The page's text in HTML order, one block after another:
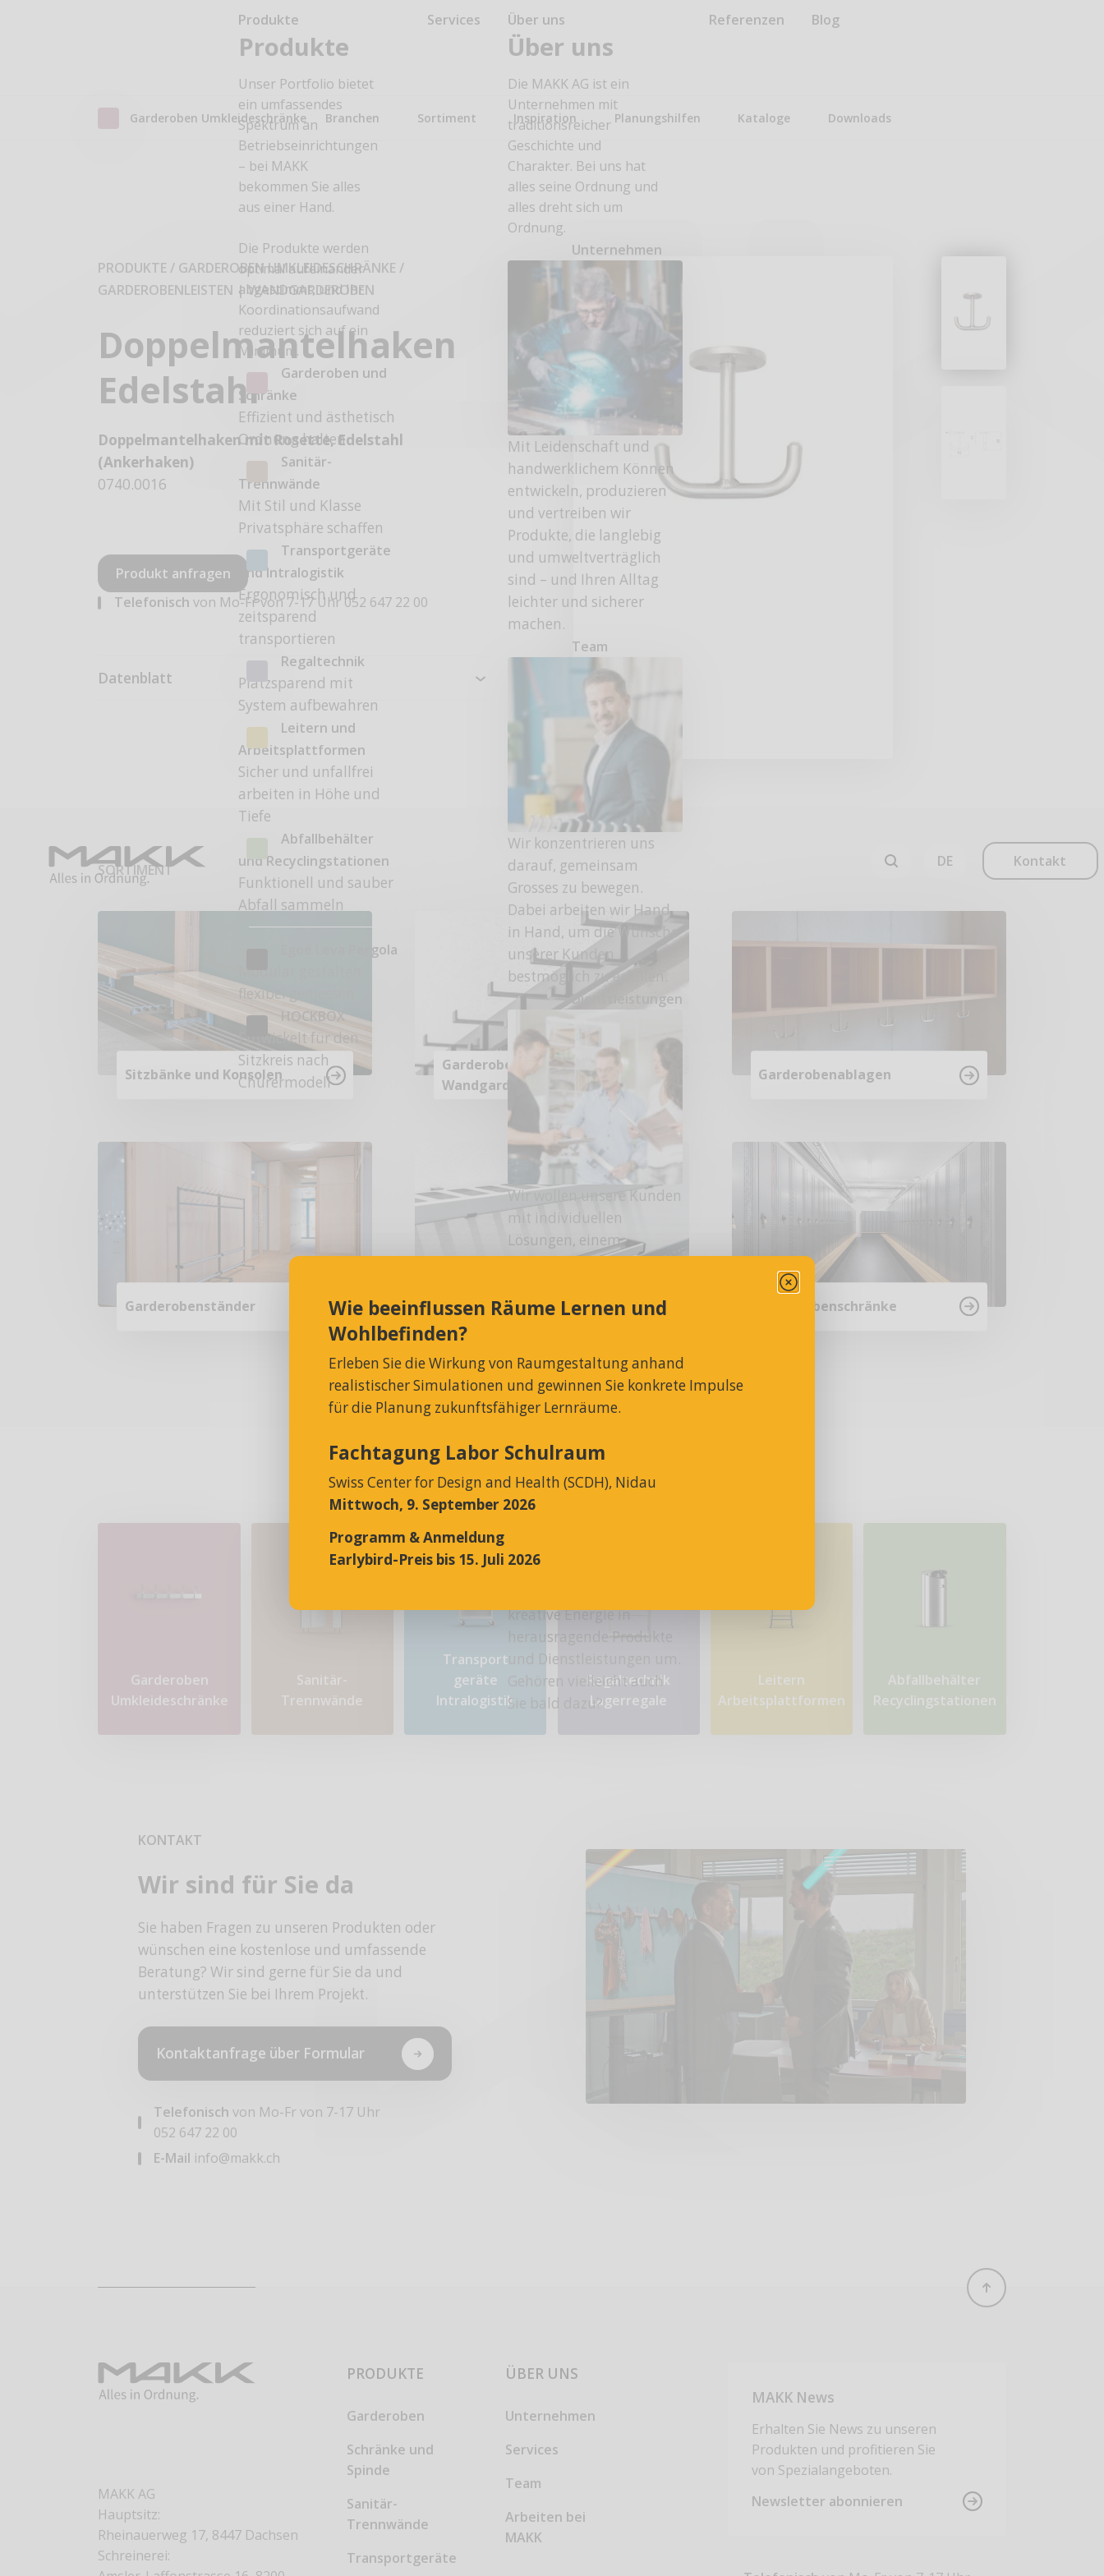
Produkte
Produkte
Unser Portfolio bietet
ein umfassendes
Spektrum an
Betriebseinrichtungen
– bei MAKK
bekommen Sie alles
aus einer Hand.
Die Produkte werden
optimal aufeinander
abgestimmt, und Ihr
Koordinationsaufwand
reduziert sich auf ein
Minimum.
Garderoben und
Schränke
Effizient und ästhetisch
Ordnung halten
Sanitär-
Trennwände
Mit Stil und Klasse
Privatsphäre schaffen
Transportgeräte
und Intralogistik
Ergonomisch und
zeitsparend
transportieren
Regaltechnik
Platzsparend mit
System aufbewahren
Leitern und
Arbeitsplattformen
Sicher und unfallfrei
arbeiten in Höhe und
Tiefe
Abfallbehälter
und Recyclingstationen
Funktionell und sauber
Abfall sammeln
Egoé Leva Pergola
flexibel geniessen
HOCKBOX
Entwickelt für den
Sitzkreis nach
Churermodell
Services Über uns
Über uns
Die MAKK AG ist ein
Unternehmen mit
traditionsreicher
Geschichte und
Charakter. Bei uns hat
alles seine Ordnung und
alles dreht sich um
Ordnung.
Unternehmen
Mit Leidenschaft und
handwerklichem Können
entwickeln, produzieren
und vertreiben wir
Produkte, die langlebig
und umweltverträglich
sind – und Ihren Alltag
leichter und sicherer
machen.
Team
Wir konzentrieren uns
darauf, gemeinsam
Grosses zu bewegen.
Dabei arbeiten wir Hand
in Hand, um die Wünsche
unserer Kunden
bestmöglich zu erfüllen.
Dienstleistungen
Wir wollen unsere Kunden
mit individuellen
Lösungen, einem
hervorragenden
erstklassigem Service
MAKK
Rund 30 hochmotivierte
kreative Energie in
herausragende Produkte
und Dienstleistungen um.
Gehören vielleicht auch
Sie bald dazu?
Referenzen Blog
Kontakt
Garderoben Umkleideschränke Branchen Sortiment Inspiration Planungshilfen Kataloge Downloads
PRODUKTE / GARDEROBEN UMKLEIDESCHRÄNKE /
GARDEROBENLEISTEN | WANDGARDEROBEN
Doppelmantelhaken
Edelstahl
Doppelmantelhaken mit Rosette, Edelstahl
(Ankerhaken)
0740.0016
Produkt anfragen
Telefonisch von Mo-Fr von 7-17 Uhr 052 647 22 00
Datenblatt
SORTIMENT
Sitzbänke und Konsolen
Garderobenleiste &
Wandgarderobe
Garderobenablagen
Garderobenständer
Schirmständer und
Wandschirmhalter
Garderobenschränke
Garderoben
Umkleideschränke
Sanitär-
Trennwände
Transport​
geräte
Intralogistik
Regaltechnik
Lagerregale
Leitern
Arbeitsplattformen
Abfallbehälter
Recyclingstationen
KONTAKT
Wir sind für Sie da
Sie haben Fragen zu unseren Produkten oder
wünschen eine kostenlose und umfassende
Beratung? Wir sind gerne für Sie da und
unterstützen Sie bei Ihrem Projekt.
Kontaktanfrage über Formular
Telefonisch von Mo-Fr von 7-17 Uhr
052 647 22 00
E-Mail info@makk.ch
MAKK AG
Hauptsitz:
Rheinauerweg 17, 8447 Dachsen
Schreinerei:
PRODUKTE
Garderoben
Schränke und
Spinde
Sanitär-
Trennwände
Transportgeräte
ÜBER UNS
Unternehmen
Services
Team
Arbeiten bei
MAKK
MAKK News
Erhalten Sie News zu unseren
Produkten und profitieren Sie
von Spezialangeboten.
Newsletter abonnieren
Wie beeinflussen Räume Lernen und
Wohlbefinden?
Erleben Sie die Wirkung von Raumgestaltung anhand
realistischer Simulationen und gewinnen Sie konkrete Impulse
für die Planung zukunftsfähiger Lernräume.
Fachtagung Labor Schulraum
Swiss Center for Design and Health (SCDH), Nidau
Mittwoch, 9. September 2026
Programm & Anmeldung
Earlybird-Preis bis 15. Juli 2026